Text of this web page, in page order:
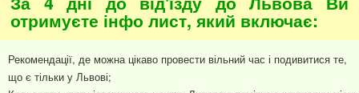
отримуєте інфо лист, який включає:
Рекомендації, де можна цікаво провести вільний час і подивитися те,
що є тільки у Львові;